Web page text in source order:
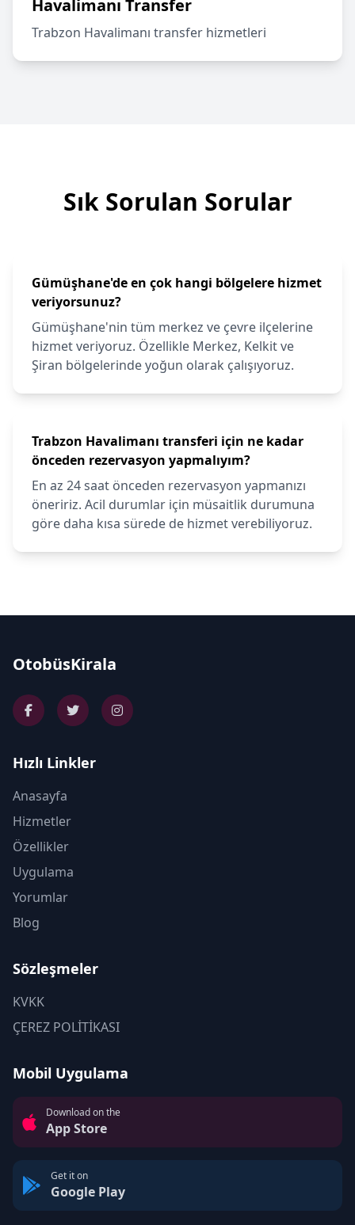
Havalimanı Transfer
Trabzon Havalimanı transfer hizmetleri
Sık Sorulan Sorular
Gümüşhane'de en çok hangi bölgelere hizmet
veriyorsunuz?
Gümüşhane'nin tüm merkez ve çevre ilçelerine
hizmet veriyoruz. Özellikle Merkez, Kelkit ve
Şiran bölgelerinde yoğun olarak çalışıyoruz.
Trabzon Havalimanı transferi için ne kadar
önceden rezervasyon yapmalıyım?
En az 24 saat önceden rezervasyon yapmanızı
öneririz. Acil durumlar için müsaitlik durumuna
göre daha kısa sürede de hizmet verebiliyoruz.
OtobüsKirala
Hızlı Linkler
Anasayfa
Hizmetler
Özellikler
Uygulama
Yorumlar
Blog
Sözleşmeler
KVKK
ÇEREZ POLİTİKASI
Mobil Uygulama
Download on the
App Store
Get it on
Google Play